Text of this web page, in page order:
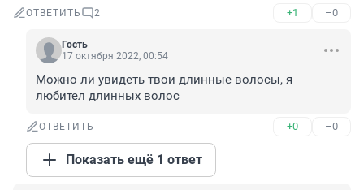
ОТВЕТИТЬ 2 +1 –0
Гость
17 октября 2022, 00:54
Можно ли увидеть твои длинные волосы, я
любител длинных волос
ОТВЕТИТЬ +0 –0
Показать ещё 1 ответ